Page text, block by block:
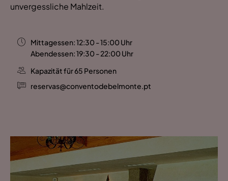
unvergessliche Mahlzeit.
Mittagessen: 12:30 - 15:00 Uhr
Abendessen: 19:30 - 22:00 Uhr
Kapazität für 65 Personen
reservas@conventodebelmonte.pt